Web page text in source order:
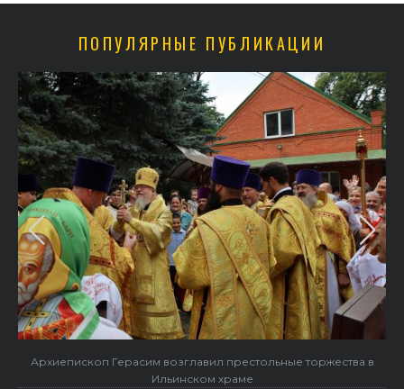
ПОПУЛЯРНЫЕ ПУБЛИКАЦИИ
В праздник святого Серафима Саровского архиепископ
Герасим совершил Литургию в Покровском храме